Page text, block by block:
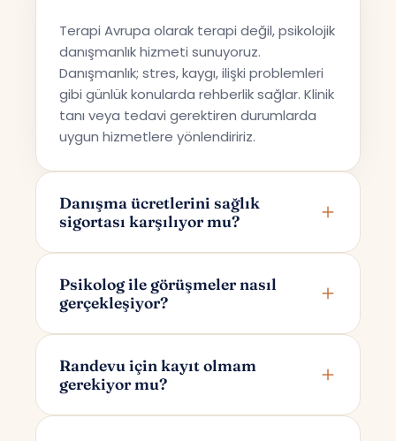
Terapi Avrupa olarak terapi değil, psikolojik
danışmanlık hizmeti sunuyoruz.
Danışmanlık; stres, kaygı, ilişki problemleri
gibi günlük konularda rehberlik sağlar. Klinik
tanı veya tedavi gerektiren durumlarda
uygun hizmetlere yönlendiririz.
Danışma ücretlerini sağlık
sigortası karşılıyor mu?
sunmaktadır; bu nedenle ücretler sağlık
sigortaları tarafından karşılanmamaktadır.
Psikolog ile görüşmeler nasıl
gerçekleşiyor?
üzerinden yapılır. Randevunuzu
oluşturduktan sonra yalnızca size ve
Randevu için kayıt olmam
gerekiyor mu?